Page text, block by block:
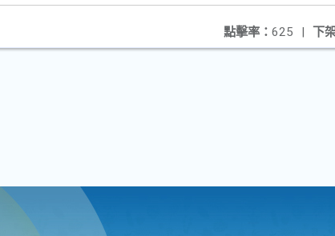
下
點擊率： 625 |